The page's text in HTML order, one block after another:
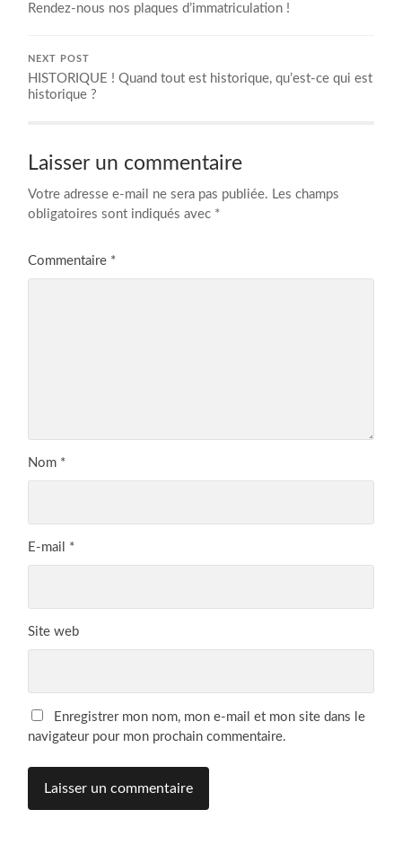
Rendez-nous nos plaques d’immatriculation !
NEXT POST
HISTORIQUE ! Quand tout est historique, qu’est-ce qui est
historique ?
Laisser un commentaire
Votre adresse e-mail ne sera pas publiée. Les champs
obligatoires sont indiqués avec *
Commentaire *
Nom *
E-mail *
Site web
Enregistrer mon nom, mon e-mail et mon site dans le
navigateur pour mon prochain commentaire.